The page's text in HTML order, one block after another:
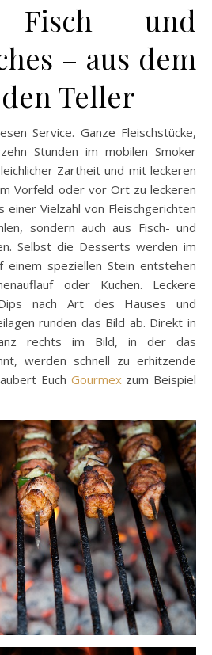
Fisch und
– aus dem
Teller
Service. Ganze Fleischstücke,
Stunden im mobilen Smoker
Zartheit und mit leckeren
Vorfeld oder vor Ort zu leckeren
einer Vielzahl von Fleischgerichten
sondern auch aus Fisch- und
Selbst die Desserts werden im
einem speziellen Stein entstehen
oder Kuchen. Leckere
nach Art des Hauses und
runden das Bild ab. Direkt in
rechts im Bild, in der das
werden schnell zu erhitzende
Euch Gourmex zum Beispiel